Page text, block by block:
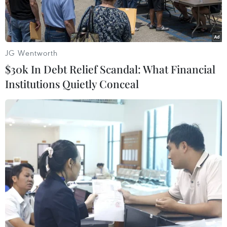
USEC là thiết bị lưu trữ dữ liệu siêu bảo mật hàng đầu Việt Nam
hiện tại. (Ảnh: VSEC)
USEC là thiết bị lưu trữ dữ liệu bảo mật hàng
đầu Việt Nam do Công ty Cổ phần An Ninh
Mạng Việt Nam (VSEC) nghiên cứu phát triển và
JG Wentworth
$30k In Debt Relief Scandal: What Financial
Institutions Quietly Conceal